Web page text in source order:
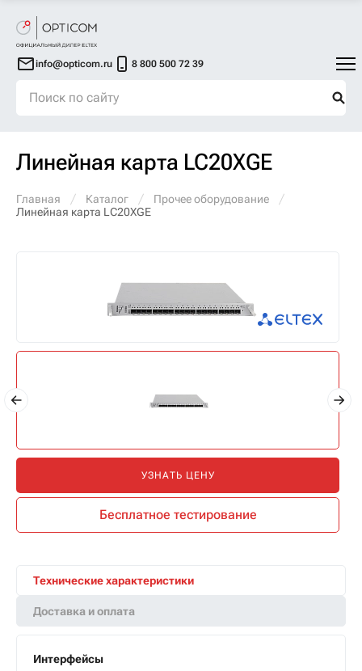
info@opticom.ru 8 800 500 72 39
Линейная карта LC20XGE
Главная Каталог
Прочее оборудование
Линейная карта LC20XGE
УЗНАТЬ ЦЕНУ
Бесплатное тестирование
Технические характеристики
Доставка и оплата
Интерфейсы